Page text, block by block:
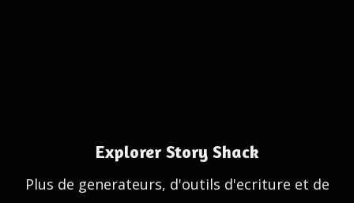
Explorer Story Shack
Plus de generateurs, d'outils d'ecriture et de